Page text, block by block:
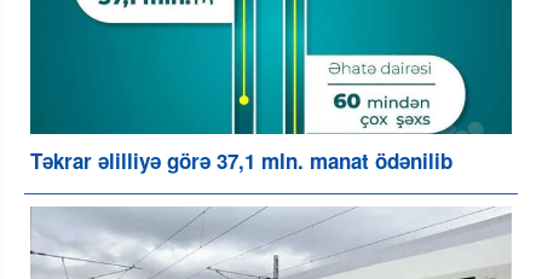
Təkrar əlilliyə görə 37,1 mln. manat ödənilib